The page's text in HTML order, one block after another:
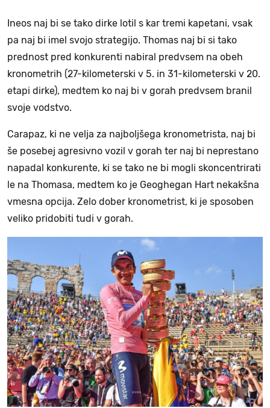
Ineos naj bi se tako dirke lotil s kar tremi kapetani, vsak
pa naj bi imel svojo strategijo. Thomas naj bi si tako
prednost pred konkurenti nabiral predvsem na obeh
kronometrih (27-kilometerski v 5. in 31-kilometerski v 20.
etapi dirke), medtem ko naj bi v gorah predvsem branil
svoje vodstvo.
Carapaz, ki ne velja za najboljšega kronometrista, naj bi
še posebej agresivno vozil v gorah ter naj bi neprestano
napadal konkurente, ki se tako ne bi mogli skoncentrirati
le na Thomasa, medtem ko je Geoghegan Hart nekakšna
vmesna opcija. Zelo dober kronometrist, ki je sposoben
veliko pridobiti tudi v gorah.